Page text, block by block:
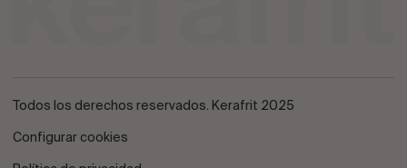
Todos los derechos reservados. Kerafrit 2025
Configurar cookies